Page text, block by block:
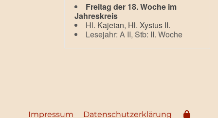
Freitag der 18. Woche im
Jahreskreis
Hl. Kajetan, Hl. Xystus II.
Lesejahr: A II, Stb: II. Woche
Impressum Datenschutzerklärung